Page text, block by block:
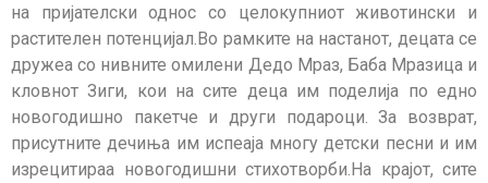
на пријателски однос со целокупниот животински и
растителен потенцијал.Во рамките на настанот, децата се
дружеа со нивните омилени Дедо Мраз, Баба Мразица и
кловнот Зиги, кои на сите деца им поделија по едно
новогодишно пакетче и други подароци. За возврат,
присутните дечиња им испеаја многу детски песни и им
изрецитираа новогодишни стихотворби.На крајот, сите